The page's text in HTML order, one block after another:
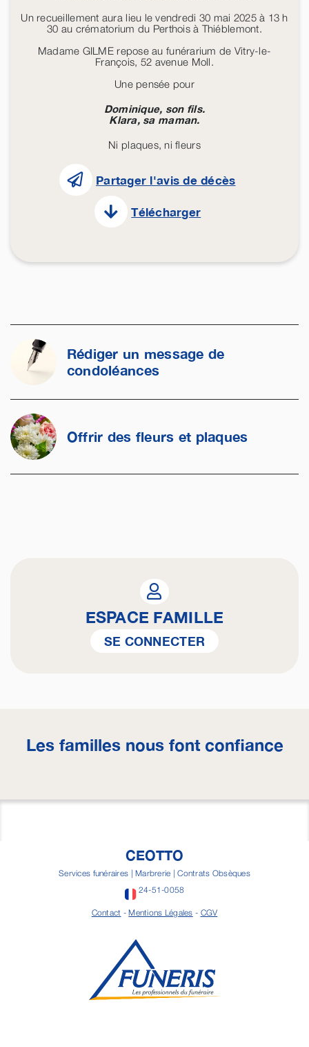
Un recueillement aura lieu le vendredi 30 mai 2025 à 13 h
30 au crématorium du Perthois à Thiéblemont.
Madame GILME repose au funérarium de Vitry-le-
François, 52 avenue Moll.
Une pensée pour
Dominique, son fils.
Klara, sa maman.
Ni plaques, ni fleurs
Partager l'avis de décès
Télécharger
Rédiger un message de
condoléances
Offrir des fleurs et plaques
ESPACE FAMILLE
SE CONNECTER
Les familles nous font confiance
CEOTTO
Services funéraires | Marbrerie | Contrats Obsèques
24-51-0058
Contact -Mentions Légales - CGV